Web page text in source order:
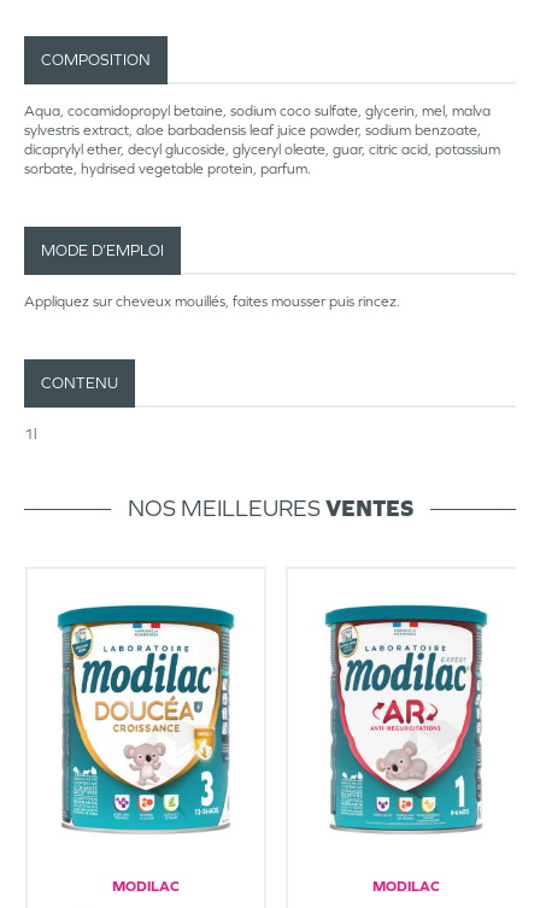
COMPOSITION
Aqua, cocamidopropyl betaine, sodium coco sulfate, glycerin, mel, malva
sylvestris extract, aloe barbadensis leaf juice powder, sodium benzoate,
dicaprylyl ether, decyl glucoside, glyceryl oleate, guar, citric acid, potassium
sorbate, hydrised vegetable protein, parfum.
MODE D’EMPLOI
Appliquez sur cheveux mouillés, faites mousser puis rincez.
CONTENU
1l
NOS MEILLEURESVENTES
MODILAC
MODILAC